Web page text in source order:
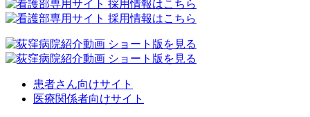
患者さん向けサイト
医療関係者向けサイト